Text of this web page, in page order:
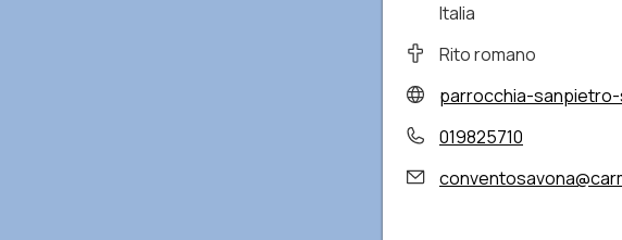
Italia
Rito romano
parrocchia-sanpietro-
019825710